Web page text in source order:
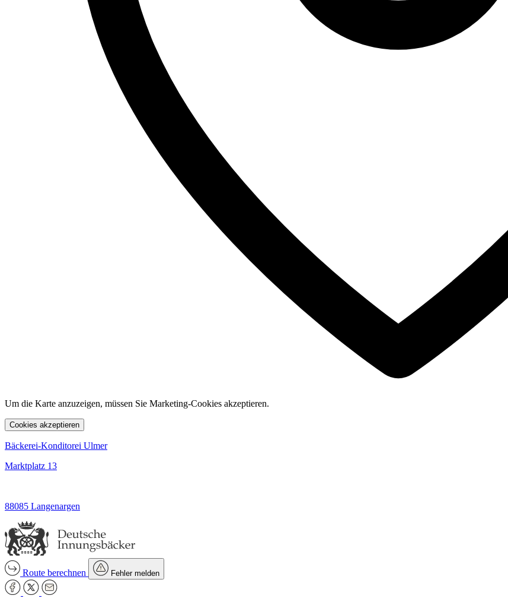
Um die Karte anzuzeigen, müssen Sie Marketing-Cookies akzeptieren.
Cookies akzeptieren
Bäckerei-Konditorei Ulmer
Marktplatz 13
88085 Langenargen
Route berechnen Fehler melden